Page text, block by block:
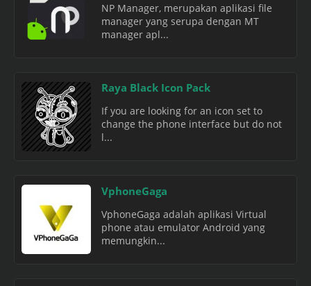
NP Manager, merupakan aplikasi file
manager yang serupa dengan MT
manager apl...
Raya Black Icon Pack
If you are looking for an icon set to
change the phone interface but do not
l...
VphoneGaga
VphoneGaga adalah aplikasi Virtual
phone atau emulator Android yang
memungkin...